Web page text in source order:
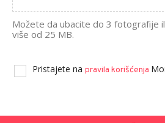
Možete da ubacite do 3 fotografije
više od 25 MB.
Pristajete na pravila korišćenja